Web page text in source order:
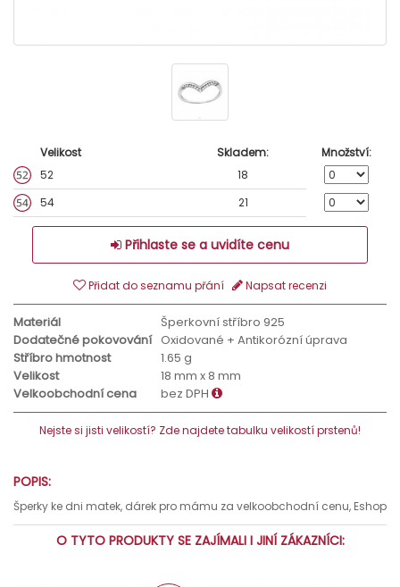
Velikost Skladem:
Množství:
52
18
54
21
Přihlaste se a uvidíte cenu
Přidat do seznamu přání Napsat recenzi
Materiál
Šperkovní stříbro 925
Dodatečné pokovování Oxidované + Antikorózní úprava
Stříbro hmotnost
1.65 g
Velikost
18 mm x 8 mm
Velkoobchodní cena
bez DPH
Nejste si jisti velikostí? Zde najdete tabulku velikostí prstenů!
POPIS:
Šperky ke dni matek, dárek pro mámu za velkoobchodní cenu, Eshop
O TYTO PRODUKTY SE ZAJÍMALI I JINÍ ZÁKAZNÍCI: